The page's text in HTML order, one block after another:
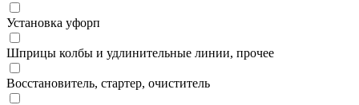
Установка уфорп
Шприцы колбы и удлинительные линии, прочее
Восстановитель, стартер, очиститель